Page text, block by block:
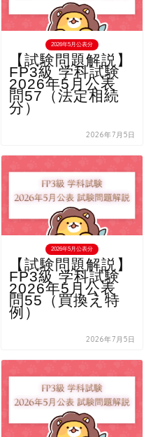
2026年5月公表分
【試験問題解説】
FP3級 学科試験
2026年5月公表
問57（法定相続
分）
2026年7月5日
2026年5月公表分
【試験問題解説】
FP3級 学科試験
2026年5月公表
問55（買換え特
例）
2026年7月5日